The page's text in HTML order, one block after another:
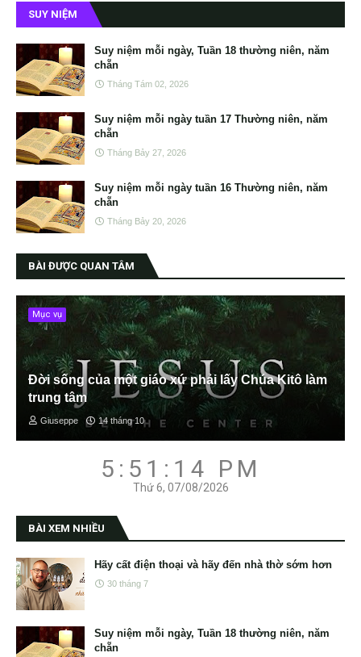
SUY NIỆM
Suy niệm mỗi ngày, Tuần 18 thường niên, năm
chẵn
Tháng Tám 02, 2026
Suy niệm mỗi ngày tuần 17 Thường niên, năm
chẵn
Tháng Bảy 27, 2026
Suy niệm mỗi ngày tuần 16 Thường niên, năm
chẵn
Tháng Bảy 20, 2026
BÀI ĐƯỢC QUAN TÂM
Mục vụ
Đời sống của một giáo xứ phải lấy Chúa Kitô làm
trung tâm
Giuseppe 14 tháng 10
5:51:15 PM
Thứ 6, 07/08/2026
BÀI XEM NHIỀU
Hãy cất điện thoại và hãy đến nhà thờ sớm hơn
30 tháng 7
Suy niệm mỗi ngày, Tuần 18 thường niên, năm
chẵn